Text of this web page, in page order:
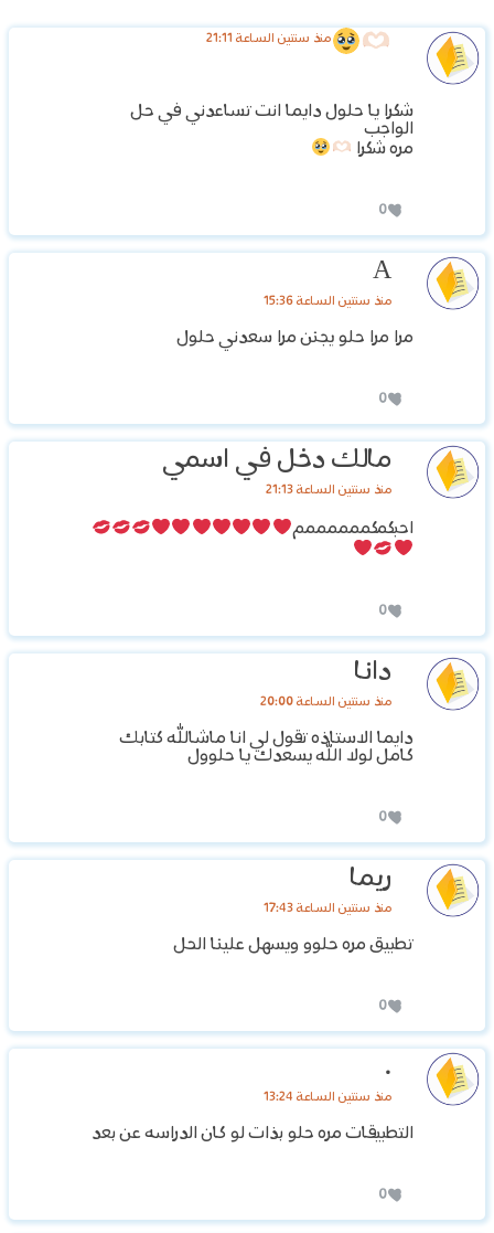
منذ سنتين الساعة 21:11
شكرا يا حلول دايما انت تساعدني في حل
الواجب
مره شكرا
0
A
منذ سنتين الساعة 15:36
مرا مرا حلو يجنن مرا سعدني حلول
0
مالك دخل في اسمي
منذ سنتين الساعة 21:13
احبكمكممممممم
0
دانا
منذ سنتين الساعة 20:00
دايما الاستاذه تقول لي انا ماشالله كتابك
كامل لولا الله يسعدك يا حلوول
0
ريما
منذ سنتين الساعة 17:43
تطبيق مره حلوو ويسهل علينا الحل
0
.
منذ سنتين الساعة 13:24
التطبيقات مره حلو بذات لو كان الدراسه عن بعد
0